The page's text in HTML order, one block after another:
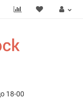
18-00